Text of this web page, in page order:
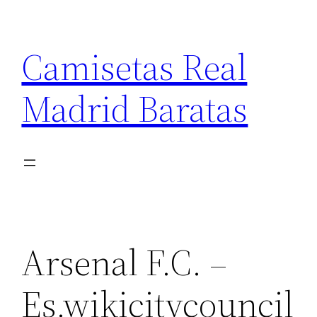
contenido
Camisetas Real
Madrid Baratas
Arsenal F.C. –
Es.wikicitycouncil